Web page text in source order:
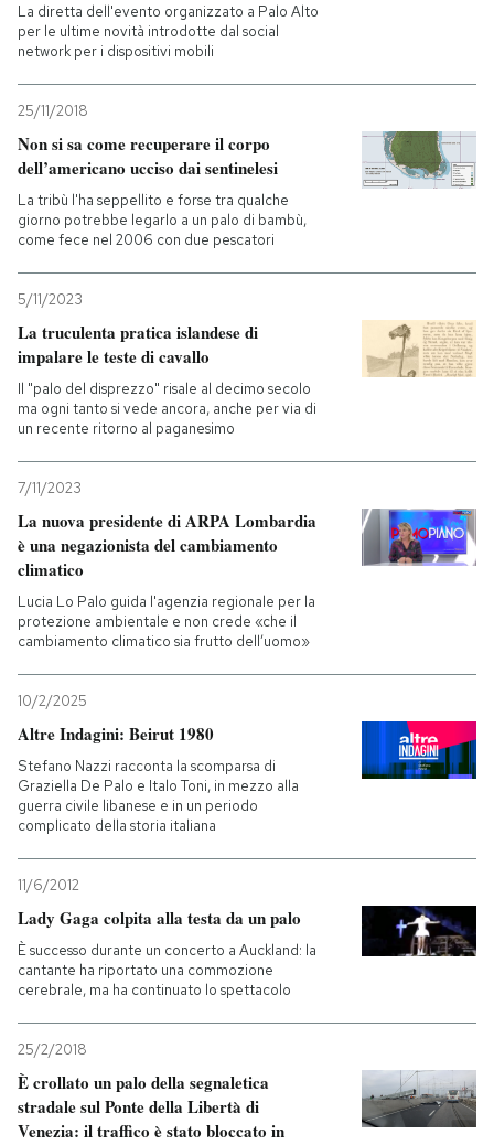
La diretta dell'evento organizzato a Palo Alto
per le ultime novità introdotte dal social
network per i dispositivi mobili
25/11/2018
Non si sa come recuperare il corpo
dell’americano ucciso dai sentinelesi
La tribù l'ha seppellito e forse tra qualche
giorno potrebbe legarlo a un palo di bambù,
come fece nel 2006 con due pescatori
5/11/2023
La truculenta pratica islandese di
impalare le teste di cavallo
Il "palo del disprezzo" risale al decimo secolo
ma ogni tanto si vede ancora, anche per via di
un recente ritorno al paganesimo
7/11/2023
La nuova presidente di ARPA Lombardia
è una negazionista del cambiamento
climatico
Lucia Lo Palo guida l'agenzia regionale per la
protezione ambientale e non crede «che il
cambiamento climatico sia frutto dell’uomo»
10/2/2025
Altre Indagini: Beirut 1980
Stefano Nazzi racconta la scomparsa di
Graziella De Palo e Italo Toni, in mezzo alla
guerra civile libanese e in un periodo
complicato della storia italiana
11/6/2012
Lady Gaga colpita alla testa da un palo
È successo durante un concerto a Auckland: la
cantante ha riportato una commozione
cerebrale, ma ha continuato lo spettacolo
25/2/2018
È crollato un palo della segnaletica
stradale sul Ponte della Libertà di
Venezia: il traffico è stato bloccato in